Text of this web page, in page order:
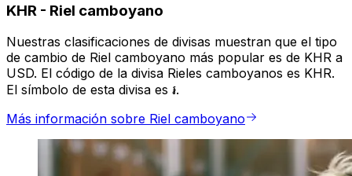
KHR - Riel camboyano
Nuestras clasificaciones de divisas muestran que el tipo
de cambio de Riel camboyano más popular es de KHR a
USD. El código de la divisa Rieles camboyanos es KHR.
El símbolo de esta divisa es ៛.
Más información sobre Riel camboyano